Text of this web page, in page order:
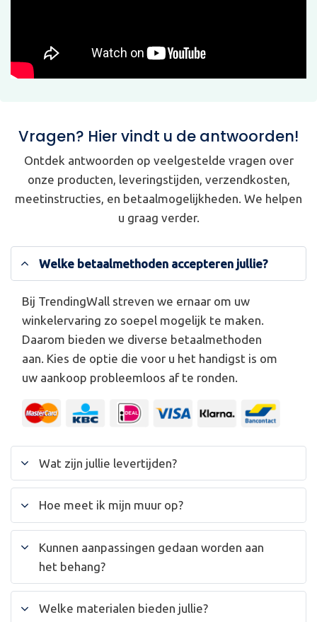
Vragen? Hier vindt u de antwoorden!
Ontdek antwoorden op veelgestelde vragen over
onze producten, leveringstijden, verzendkosten,
meetinstructies, en betaalmogelijkheden. We helpen
u graag verder.
Welke betaalmethoden accepteren jullie?
Bij TrendingWall streven we ernaar om uw
winkelervaring zo soepel mogelijk te maken.
Daarom bieden we diverse betaalmethoden
aan. Kies de optie die voor u het handigst is om
uw aankoop probleemloos af te ronden.
Wat zijn jullie levertijden?
Hoe meet ik mijn muur op?
Kunnen aanpassingen gedaan worden aan
het behang?
Welke materialen bieden jullie?